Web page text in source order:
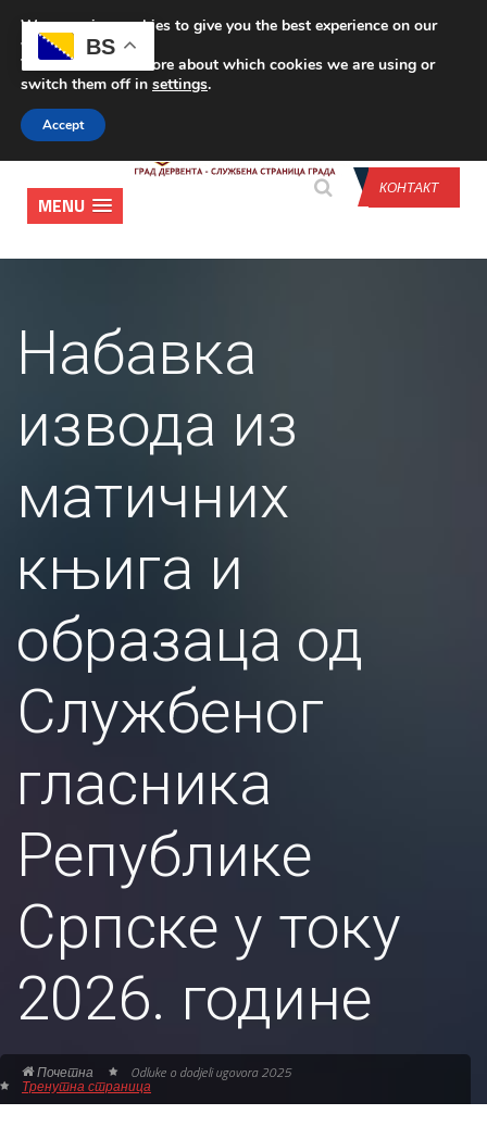
CONTACT US
КОНТАКТ
MENU
Набавка
извода из
матичних
књига и
образаца од
Службеног
гласника
Републике
Српске у току
2026. године
Почетна Odluke o dodjeli ugovora 2025
Тренутна страница
BS
We are using cookies to give you the best experience on our
website.
You can find out more about which cookies we are using or
switch them off in settings.
Accept